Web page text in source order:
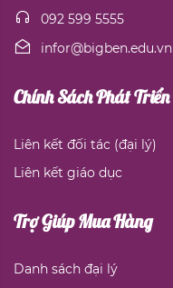
092 599 5555
infor@bigben.edu.vn
Chính Sách Phát Triển
Liên kết đối tác (đại lý)
Liên kết giáo dục
Trợ Giúp Mua Hàng
Danh sách đại lý